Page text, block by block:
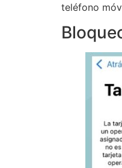
teléfono